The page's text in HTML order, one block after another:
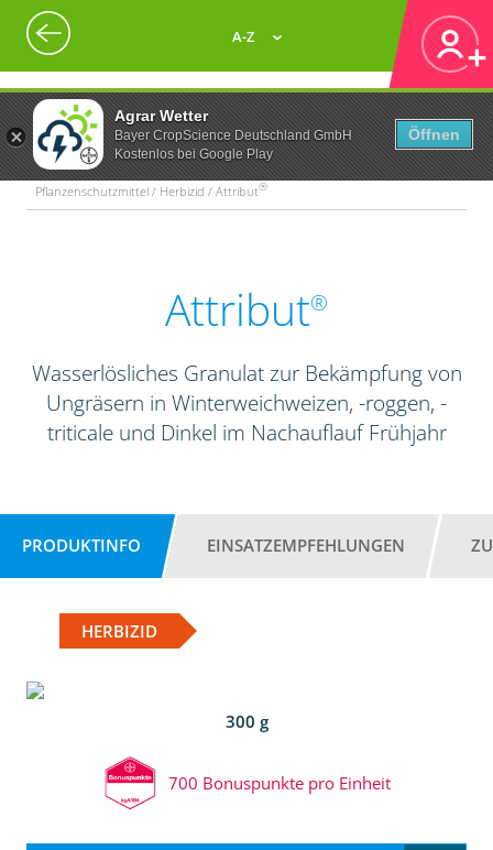
Agrar Wetter
Bayer CropScience Deutschland GmbH
Kostenlos bei Google Play
Öffnen
A-Z
Pflanzenschutzmittel / Herbizid / Attribut®
Attribut®
Wasserlösliches Granulat zur Bekämpfung von
Ungräsern in Winterweichweizen, -roggen, -
triticale und Dinkel im Nachauflauf Frühjahr
PRODUKTINFO EINSATZEMPFEHLUNGEN
HERBIZID
300 g
700 Bonuspunkte pro Einheit